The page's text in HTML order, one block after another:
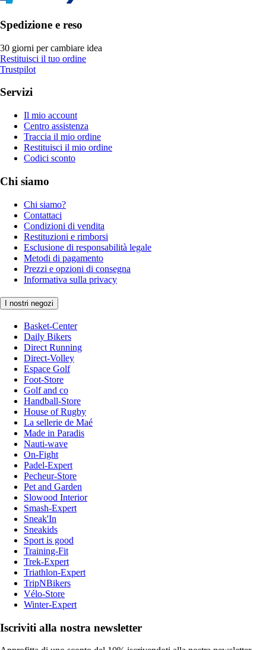
Spedizione e reso
30 giorni per cambiare idea
Restituisci il tuo ordine
Trustpilot
Servizi
Il mio account
Centro assistenza
Traccia il mio ordine
Restituisci il mio ordine
Codici sconto
Chi siamo
Chi siamo?
Contattaci
Condizioni di vendita
Restituzioni e rimborsi
Esclusione di responsabilità legale
Metodi di pagamento
Prezzi e opzioni di consegna
Informativa sulla privacy
I nostri negozi
Basket-Center
Daily Bikers
Direct Running
Direct-Volley
Espace Golf
Foot-Store
Golf and co
Handball-Store
House of Rugby
La sellerie de Maé
Made in Paradis
Nauti-wave
On-Fight
Padel-Expert
Pecheur-Store
Pet and Garden
Slowood Interior
Smash-Expert
Sneak'In
Sneakids
Sport is good
Training-Fit
Trek-Expert
Triathlon-Expert
TripNBikers
Vélo-Store
Winter-Expert
Iscriviti alla nostra newsletter